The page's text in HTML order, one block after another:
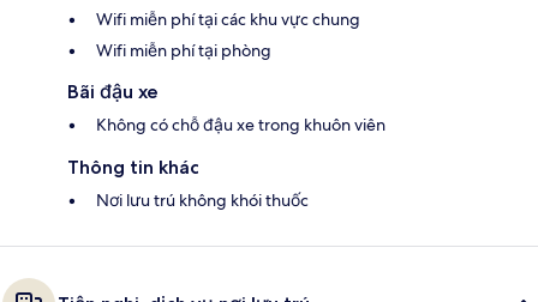
Wifi miễn phí tại các khu vực chung
Wifi miễn phí tại phòng
Bãi đậu xe
Không có chỗ đậu xe trong khuôn viên
Thông tin khác
Nơi lưu trú không khói thuốc